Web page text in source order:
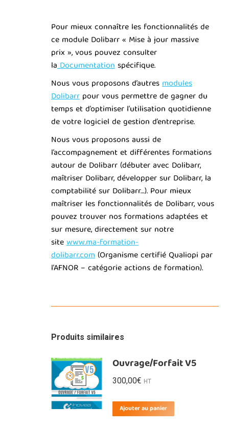
Pour mieux connaître les fonctionnalités de
ce module Dolibarr « Mise à jour massive
prix », vous pouvez consulter
la Documentationspécifique.
Nous vous proposons d’autresmodules
Dolibarr pour vous permettre de gagner du
temps et d’optimiser l’utilisation quotidienne
de votre logiciel de gestion d’entreprise.
Nous vous proposons aussi de
l’accompagnement et différentes formations
autour de Dolibarr (débuter avec Dolibarr,
maîtriser Dolibarr, développer sur Dolibarr, la
comptabilité sur Dolibarr…). Pour mieux
maîtriser les fonctionnalités de Dolibarr, vous
pouvez trouver nos formations adaptées et
sur mesure, directement sur notre
sitewww.ma-formation-
dolibarr.com(Organisme certifié Qualiopi par
l’AFNOR – catégorie actions de formation).
Produits similaires
Ouvrage/Forfait V5
300,00€ HT
Ajouter au panier